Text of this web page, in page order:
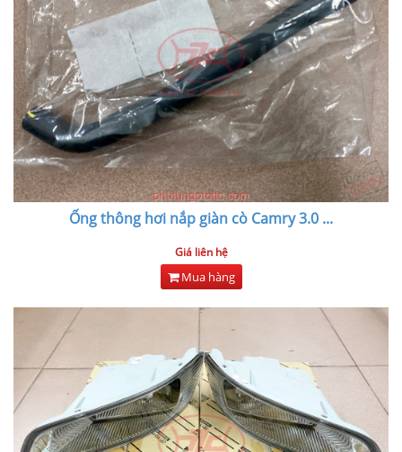
Ống thông hơi nắp giàn cò Camry 3.0 ...
Giá liên hệ
Mua hàng